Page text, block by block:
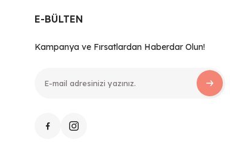
E-BÜLTEN
Kampanya ve Fırsatlardan Haberdar Olun!